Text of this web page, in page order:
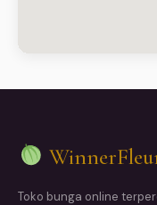
Toko bunga online